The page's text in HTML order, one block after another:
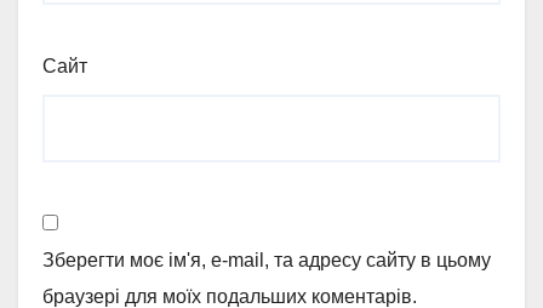
Сайт
Зберегти моє ім'я, e-mail, та адресу сайту в цьому
браузері для моїх подальших коментарів.